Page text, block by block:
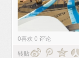
0喜欢 0 评论
转贴